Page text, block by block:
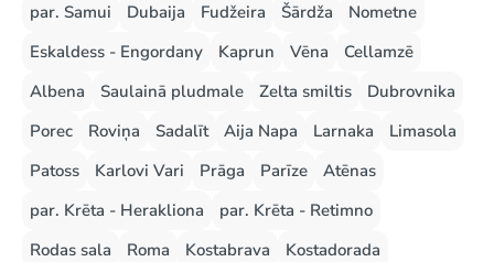
par. Samui
Dubaija Fudžeira Šārdža
Nometne
Eskaldess - Engordany
Kaprun Vēna
Cellamzē
Albena
Saulainā pludmale Zelta smiltis
Dubrovnika
Porec
Roviņa Sadalīt Aija Napa Larnaka
Limasola
Patoss
Karlovi Vari Prāga Parīze
Atēnas
par. Krēta - Herakliona
par. Krēta - Retimno
Rodas sala
Roma Kostabrava
Kostadorada